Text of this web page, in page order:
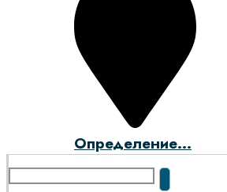
Определение...